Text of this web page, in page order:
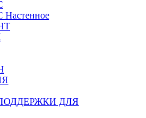
ДЛЯ